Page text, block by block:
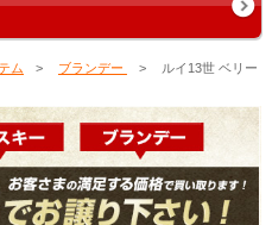
ム ブランデー
ルイ13世 ベリー